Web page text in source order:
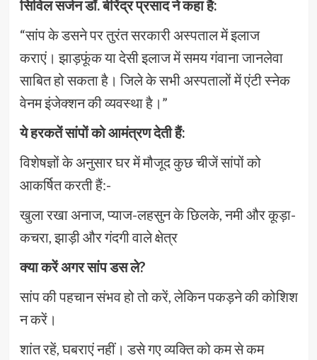
सिविल सर्जन डॉ. बीरेंद्र प्रसाद ने कहा है:
“सांप के डसने पर तुरंत सरकारी अस्पताल में इलाज
कराएं। झाड़फूंक या देसी इलाज में समय गंवाना जानलेवा
साबित हो सकता है। जिले के सभी अस्पतालों में एंटी स्नेक
वेनम इंजेक्शन की व्यवस्था है।”
ये हरकतें सांपों को आमंत्रण देती हैं:
विशेषज्ञों के अनुसार घर में मौजूद कुछ चीजें सांपों को
आकर्षित करती हैं:-
खुला रखा अनाज, प्याज-लहसुन के छिलके, नमी और कूड़ा-
कचरा, झाड़ी और गंदगी वाले क्षेत्र
क्या करें अगर सांप डस ले?
सांप की पहचान संभव हो तो करें, लेकिन पकड़ने की कोशिश
न करें।
शांत रहें, घबराएं नहीं। डसे गए व्यक्ति को कम से कम